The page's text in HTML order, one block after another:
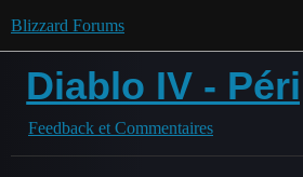
Blizzard Forums
Diablo IV -
Feedback et Commentaires